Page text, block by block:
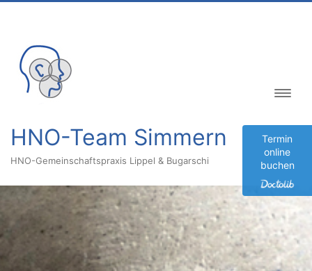
Termin
online
buchen
HNO-Team Simmern
HNO-Gemeinschaftspraxis Lippel & Bugarschi